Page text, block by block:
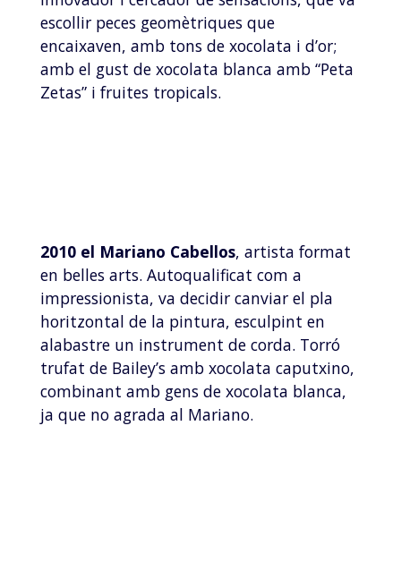
escollir peces geomètriques que
encaixaven, amb tons de xocolata i d’or;
amb el gust de xocolata blanca amb “Peta
Zetas” i fruites tropicals.
2010 el Mariano Cabellos, artista format
en belles arts. Autoqualificat com a
impressionista, va decidir canviar el pla
horitzontal de la pintura, esculpint en
alabastre un instrument de corda. Torró
trufat de Bailey’s amb xocolata caputxino,
combinant amb gens de xocolata blanca,
ja que no agrada al Mariano.